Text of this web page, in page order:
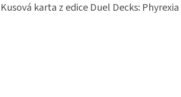
Kusová karta z edice Duel Decks: